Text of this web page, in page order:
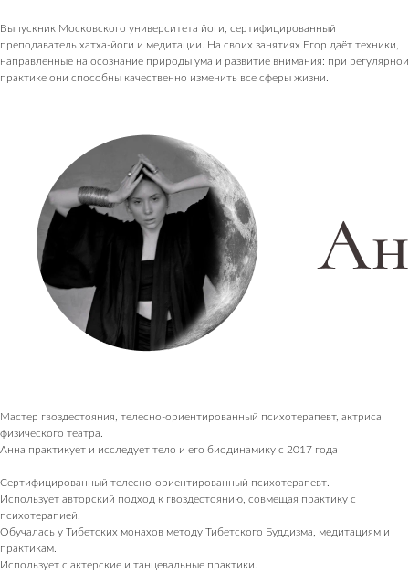
Выпускник Московского университета йоги, сертифицированный
преподаватель хатха-йоги и медитации. На своих занятиях Егор даёт техники,
направленные на осознание природы ума и развитие внимания: при регулярной
практике они способны качественно изменить все сферы жизни.
Мастер гвоздестояния, телесно-ориентированный психотерапевт, актриса
физического театра.
Анна практикует и исследует тело и его биодинамику с 2017 года
Сертифицированный телесно-ориентированный психотерапевт.
Использует авторский подход к гвоздестоянию, совмещая практику с
психотерапией.
Обучалась у Тибетских монахов методу Тибетского Буддизма, медитациям и
практикам.
Использует с актерские и танцевальные практики.
ПАРТНЕРАМ
Пространство
О нас пишут